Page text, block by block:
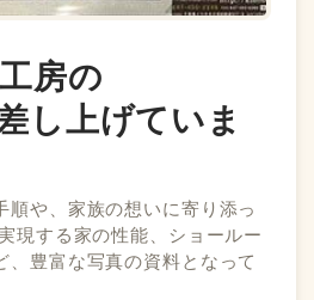
房の
し上げていま
順や、家族の想いに寄り添っ
現する家の性能、ショールー
、豊富な写真の資料となって